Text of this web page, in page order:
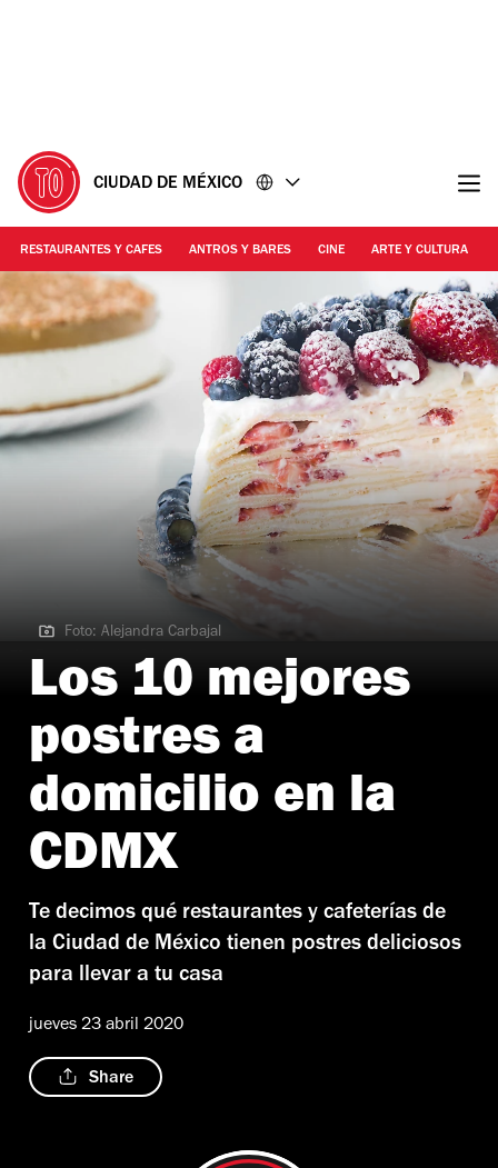
CIUDAD DE MÉXICO
RESTAURANTES Y CAFES ANTROS Y BARES CINE ARTE Y CULTURA
Foto: Alejandra Carbajal
Foto: Alejandra Carbajal
Los 10 mejores
postres a
domicilio en la
CDMX
Te decimos qué restaurantes y cafeterías de
la Ciudad de México tienen postres deliciosos
para llevar a tu casa
jueves 23 abril 2020
Share